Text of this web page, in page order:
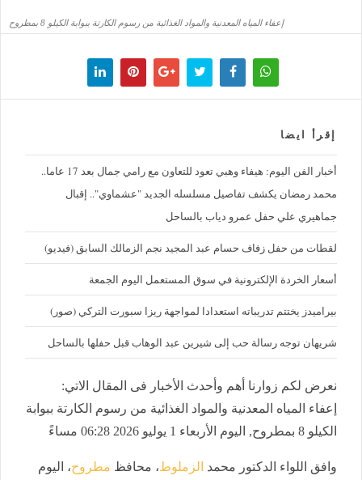
إعفاء المياه المعدنية والمواد الغذائية من رسوم الكارتة ببوابة الكيلو 8 بمطروح
إقرأ ايضا
أخبار الفن اليوم: هيفاء وهبي تعود للتعاون مع رامي جمال بعد 17 عاما..
محمد رمضان يكشف تفاصيل مسلسله الجديد "عشماوي".. إقبال
جماهيري علي حفل عمرو دياب بالساحل
لقطات من حفل زفاف حسام عبد المجيد نجم الزمالك السابق (فيديو)
أسعار الخردة الإلكترونية في سوق المستعمل اليوم الجمعة
بيراميدز يختتم تدريباته استعدادا لمواجهة ريزا سبورت التركي (صور)
شريهان توجه رسالة حب إلى شيرين عبد الوهاب قبل حفلها بالساحل
نعرض لكم زوارنا أهم وأحدث الأخبار فى المقال الاتي:
إعفاء المياه المعدنية والمواد الغذائية من رسوم الكارتة ببوابة
الكيلو 8 بمطروح, اليوم الأربعاء 1 يوليو 2026 06:28 مساءً
وافق اللواء الدكتور محمد الزملوط، محافظ مطروح، اليوم